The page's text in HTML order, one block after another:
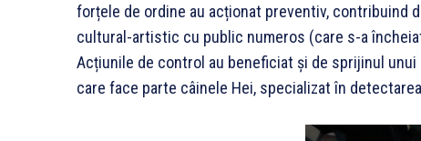
forțele de ordine au acționat preventiv, contribuind
cultural-artistic cu public numeros (care s-a
Acțiunile de control au beneficiat și de sprijinul
care face parte câinele Hei, specializat în